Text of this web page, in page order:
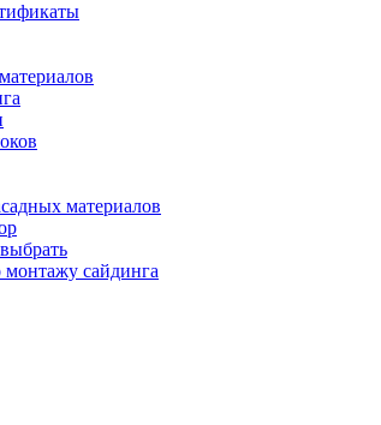
материалов
сайдинга